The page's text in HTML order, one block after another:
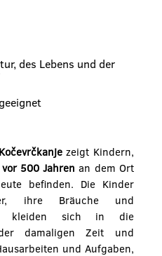
des Lebens und der
zeigt Kindern,
500 Jahren an dem Ort
befinden. Die Kinder
ihre Bräuche und
kleiden sich in die
damaligen Zeit und
und Aufgaben,